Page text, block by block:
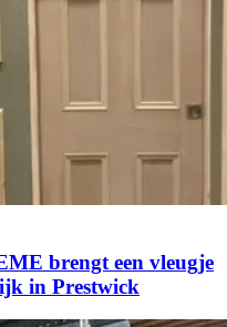
brengt een vleugje
in Prestwick